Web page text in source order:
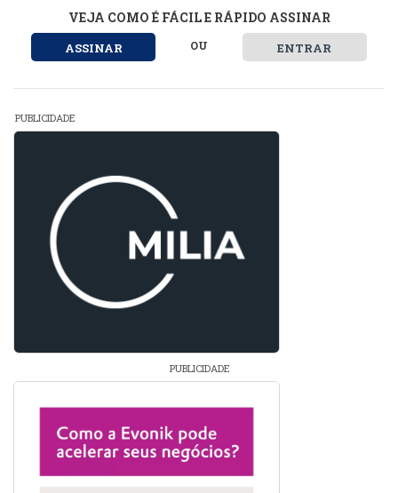
VEJA COMO É FÁCIL E RÁPIDO ASSINAR
ASSINAR OU ENTRAR
PUBLICIDADE
PUBLICIDADE